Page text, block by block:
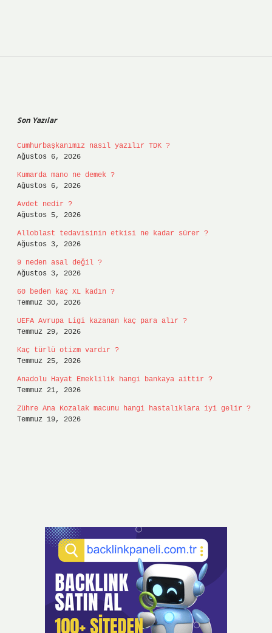
Son Yazılar
Cumhurbaşkanımız nasıl yazılır TDK ?
Ağustos 6, 2026
Kumarda mano ne demek ?
Ağustos 6, 2026
Avdet nedir ?
Ağustos 5, 2026
Alloblast tedavisinin etkisi ne kadar sürer ?
Ağustos 3, 2026
9 neden asal değil ?
Ağustos 3, 2026
60 beden kaç XL kadın ?
Temmuz 30, 2026
UEFA Avrupa Ligi kazanan kaç para alır ?
Temmuz 29, 2026
Kaç türlü otizm vardır ?
Temmuz 25, 2026
Anadolu Hayat Emeklilik hangi bankaya aittir ?
Temmuz 21, 2026
Zühre Ana Kozalak macunu hangi hastalıklara iyi gelir ?
Temmuz 19, 2026